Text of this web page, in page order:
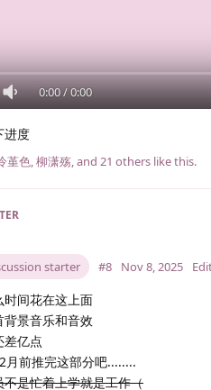
0:00/0:00
进度
堇色,柳潇殇, and 21 others like this.
starter #8 Nov 8, 2025
时间花在这上面
背景音乐和音效
差亿点
月前推完这部分吧........
不是忙着上学就是工作（